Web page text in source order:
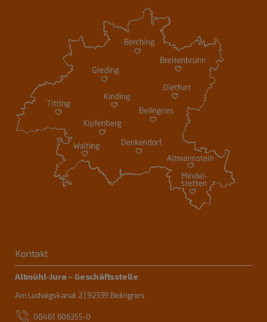
Kontakt
Altmühl-Jura – Geschäftsstelle
Am Ludwigskanal 2 | 92339 Beilngries
08461 606355-0